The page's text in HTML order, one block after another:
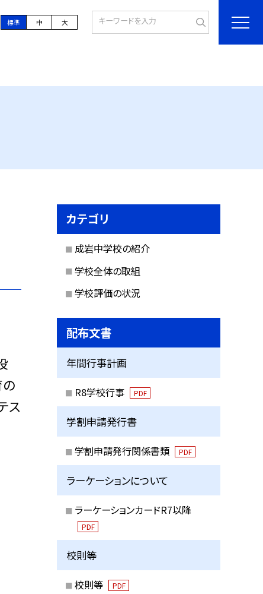
標準 中 大
ス
カテゴリ
成岩中学校の紹介
学校全体の取組
学校評価の状況
配布文書
年間行事計画
R8学校行事 PDF
学割申請発行書
学割申請発行関係書類 PDF
ラーケーションについて
ラーケーションカードR7以降
PDF
校則等
校則等 PDF